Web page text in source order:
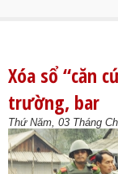
Xóa sổ “căn
trường, bar
Thứ Năm, 03 Tháng